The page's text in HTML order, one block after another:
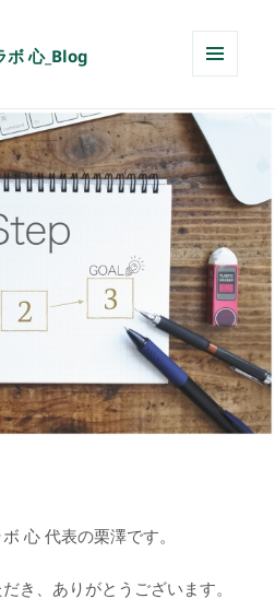
ボ 心_Blog
ィジェ
ット
心 代表の栗澤です。
き、ありがとうございます。